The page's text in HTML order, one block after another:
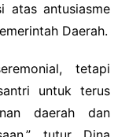
atas antusiasme
Daerah.
tetapi
untuk terus
daerah dan